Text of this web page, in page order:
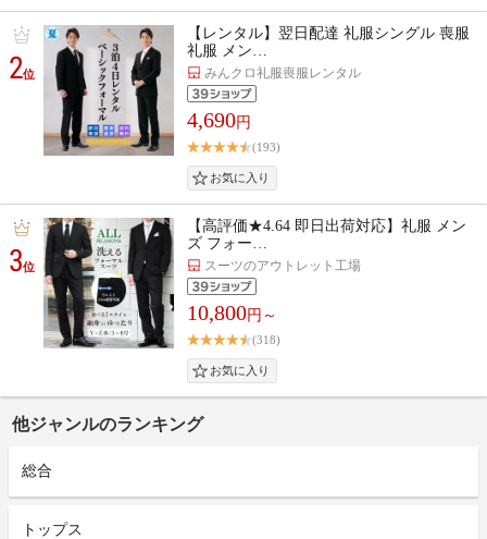
2位
【レンタル】翌日配達 礼服シングル 喪服
礼服 メン…
みんクロ礼服喪服レンタル
4,690円
(193)
3位
【高評価★4.64 即日出荷対応】礼服 メン
ズ フォー…
スーツのアウトレット工場
10,800円～
(318)
他ジャンルのランキング
総合
トップス